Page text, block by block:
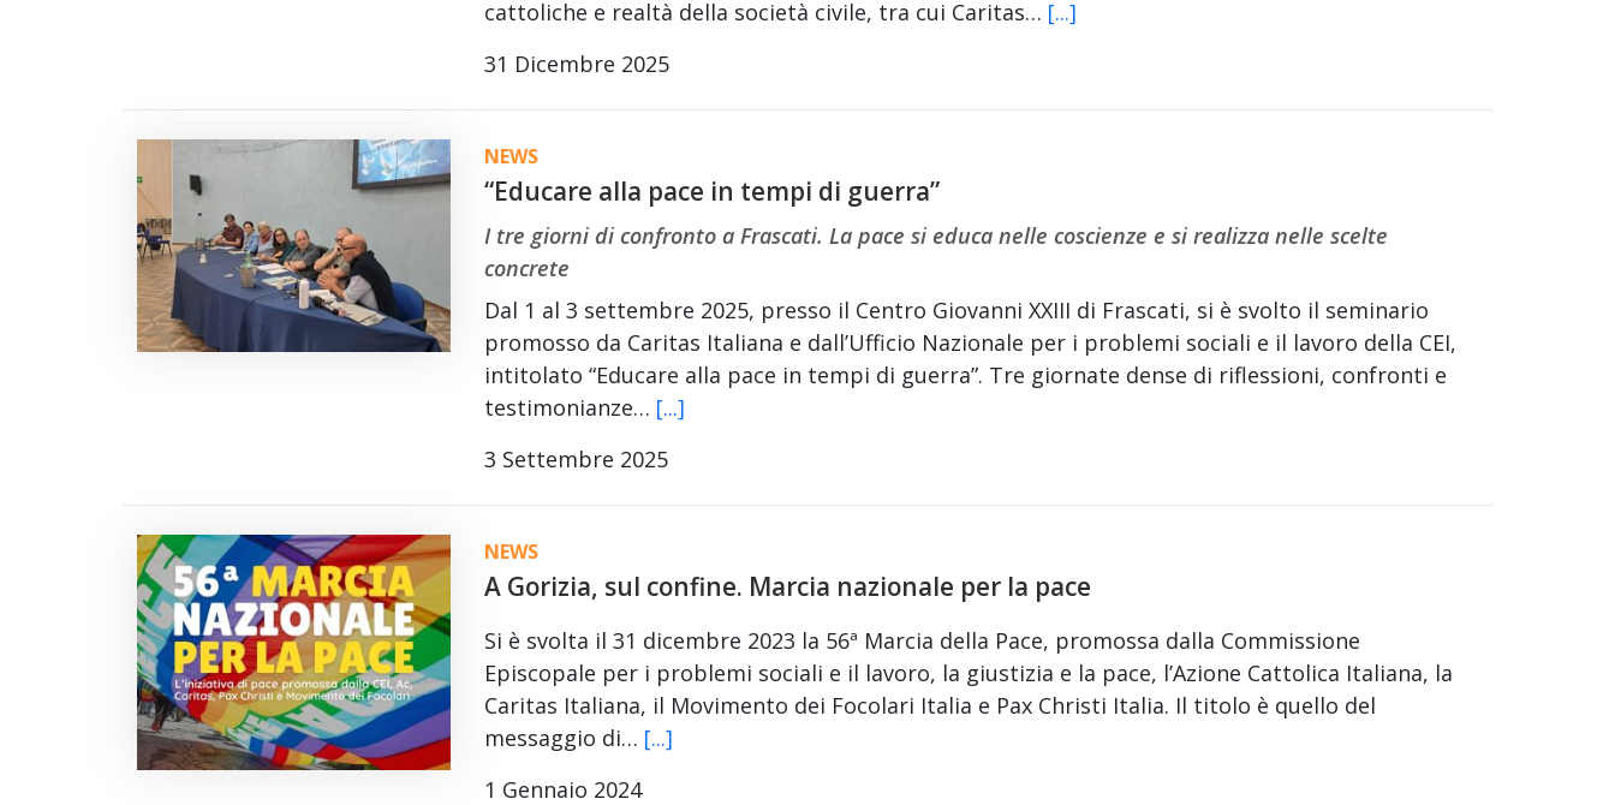
cattoliche e realtà della società civile, tra cui Caritas… [...]
31 Dicembre 2025
NEWS
“Educare alla pace in tempi di guerra”
I tre giorni di confronto a Frascati. La pace si educa nelle coscienze e si realizza nelle scelte
concrete
Dal 1 al 3 settembre 2025, presso il Centro Giovanni XXIII di Frascati, si è svolto il seminario
promosso da Caritas Italiana e dall’Ufficio Nazionale per i problemi sociali e il lavoro della CEI,
intitolato “Educare alla pace in tempi di guerra”. Tre giornate dense di riflessioni, confronti e
testimonianze… [...]
3 Settembre 2025
NEWS
A Gorizia, sul confine. Marcia nazionale per la pace
Si è svolta il 31 dicembre 2023 la 56ª Marcia della Pace, promossa dalla Commissione
Episcopale per i problemi sociali e il lavoro, la giustizia e la pace, l’Azione Cattolica Italiana, la
Caritas Italiana, il Movimento dei Focolari Italia e Pax Christi Italia. Il titolo è quello del
messaggio di… [...]
1 Gennaio 2024